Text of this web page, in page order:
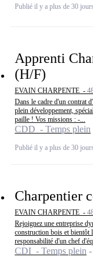
Publié il y a plus de 30 jours
Apprenti
(H/F)
EVAIN CHARPENTE -
Dans le cadre d'un contrat
plein développement,
paille ! Vos missions : -...
CDD - Temps plein
Publié il y a plus de 30 jours
Charpentier
EVAIN CHARPENTE -
Rejoignez une entreprise
construction bois et bientôt
responsabilité d'un chef
CDI - Temps plein